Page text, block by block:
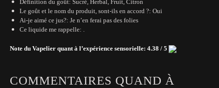
Définition du goût: Sucré, Herbal, Fruit, Citron
Le goût et le nom du produit, sont-ils en accord ?: Oui
Ai-je aimé ce jus?: Je n’en ferai pas des folies
Ce liquide me rappelle: .
Note du Vapelier quant à l’expérience sensorielle: 4.38 / 5
COMMENTAIRES QUAND À